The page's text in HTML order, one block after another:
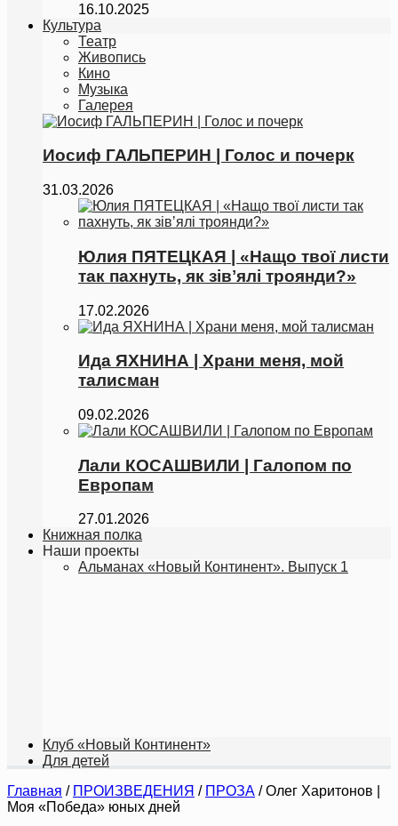
16.10.2025
Культура
Театр
Живопись
Кино
Музыка
Галерея
Иосиф ГАЛЬПЕРИН | Голос и почерк
31.03.2026
Юлия ПЯТЕЦКАЯ | «Нащо твої листи
так пахнуть, як зівʼялі троянди?»
17.02.2026
Ида ЯХНИНА | Храни меня, мой
талисман
09.02.2026
Лали КОСАШВИЛИ | Галопoм по
Европам
27.01.2026
Книжная полка
Наши проекты
Альманах «Новый Континент». Выпуск 1
Клуб «Новый Континент»
Для детей
Главная / ПРОИЗВЕДЕНИЯ / ПРОЗА / Олег Харитонов |
Моя «Победа» юных дней